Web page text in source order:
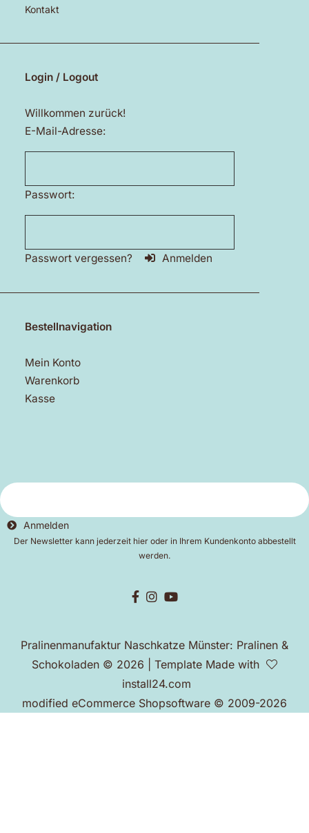
Kontakt
Login / Logout
Willkommen zurück!
E-Mail-Adresse:
Passwort:
Passwort vergessen? Anmelden
Bestellnavigation
Mein Konto
Warenkorb
Kasse
Anmelden
Der Newsletter kann jederzeit hier oder in Ihrem Kundenkonto abbestellt
werden.
Pralinenmanufaktur Naschkatze Münster: Pralinen &
Schokoladen © 2026 | Template Made with
install24.com
modified eCommerce Shopsoftware © 2009-2026